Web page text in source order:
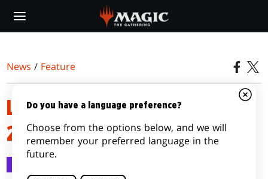
main
News / Feature
LO SVILUPPO DI COMMANDER
2015
Do you have a language preference?
Choose from the options below, and we will
remember your preferred language in the
future.